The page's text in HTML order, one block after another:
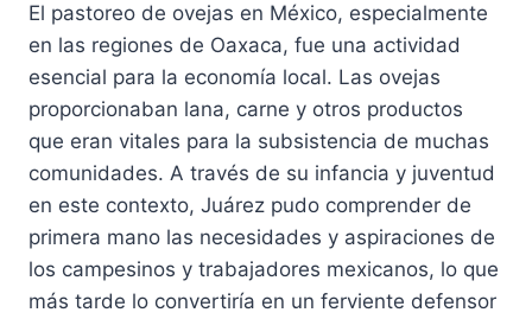
El pastoreo de ovejas en México, especialmente
en las regiones de Oaxaca, fue una actividad
esencial para la economía local. Las ovejas
proporcionaban lana, carne y otros productos
que eran vitales para la subsistencia de muchas
comunidades. A través de su infancia y juventud
en este contexto, Juárez pudo comprender de
primera mano las necesidades y aspiraciones de
los campesinos y trabajadores mexicanos, lo que
más tarde lo convertiría en un ferviente defensor